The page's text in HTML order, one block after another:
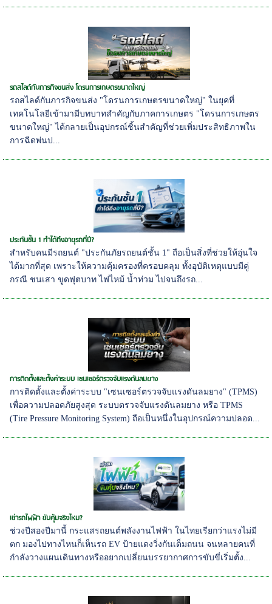
รถสไลด์กับภารกิจขนส่ง โดรนการเกษตรขนาดใหญ่
รถสไลด์กับภารกิจขนส่ง "โดรนการเกษตรขนาดใหญ่" ในยุคที่
เทคโนโลยีเข้ามามีบทบาทสำคัญกับภาคการเกษตร "โดรนการเกษตร
ขนาดใหญ่" ได้กลายเป็นอุปกรณ์ชิ้นสำคัญที่ช่วยเพิ่มประสิทธิภาพใน
การฉีดพ่นป...
ประกันชั้น 1 ทำได้ถึงอายุรถกี่ปี?
สำหรับคนมีรถยนต์ "ประกันภัยรถยนต์ชั้น 1" ถือเป็นสิ่งที่ช่วยให้อุ่นใจ
ได้มากที่สุด เพราะให้ความคุ้มครองที่ครอบคลุม ทั้งอุบัติเหตุแบบมีคู่
กรณี ชนเสา ขูดฟุตบาท ไฟไหม้ น้ำท่วม ไปจนถึงรถ...
การติดตั้งและตั้งค่าระบบ เซนเซอร์ตรวจจับแรงดันลมยาง
การติดตั้งและตั้งค่าระบบ "เซนเซอร์ตรวจจับแรงดันลมยาง" (TPMS)
เพื่อความปลอดภัยสูงสุด ระบบตรวจจับแรงดันลมยาง หรือ TPMS
(Tire Pressure Monitoring System) ถือเป็นหนึ่งในอุปกรณ์ความปลอด...
เช่ารถไฟฟ้า ขับคุ้มจริงไหม?
ช่วงปีสองปีมานี้ กระแสรถยนต์พลังงานไฟฟ้า ในไทยเรียกว่าแรงไม่มี
ตก มองไปทางไหนก็เห็นรถ EV ป้ายแดงวิ่งกันเต็มถนน จนหลายคนที่
กำลังวางแผนเดินทางหรืออยากเปลี่ยนบรรยากาศการขับขี่เริ่มตั้ง...